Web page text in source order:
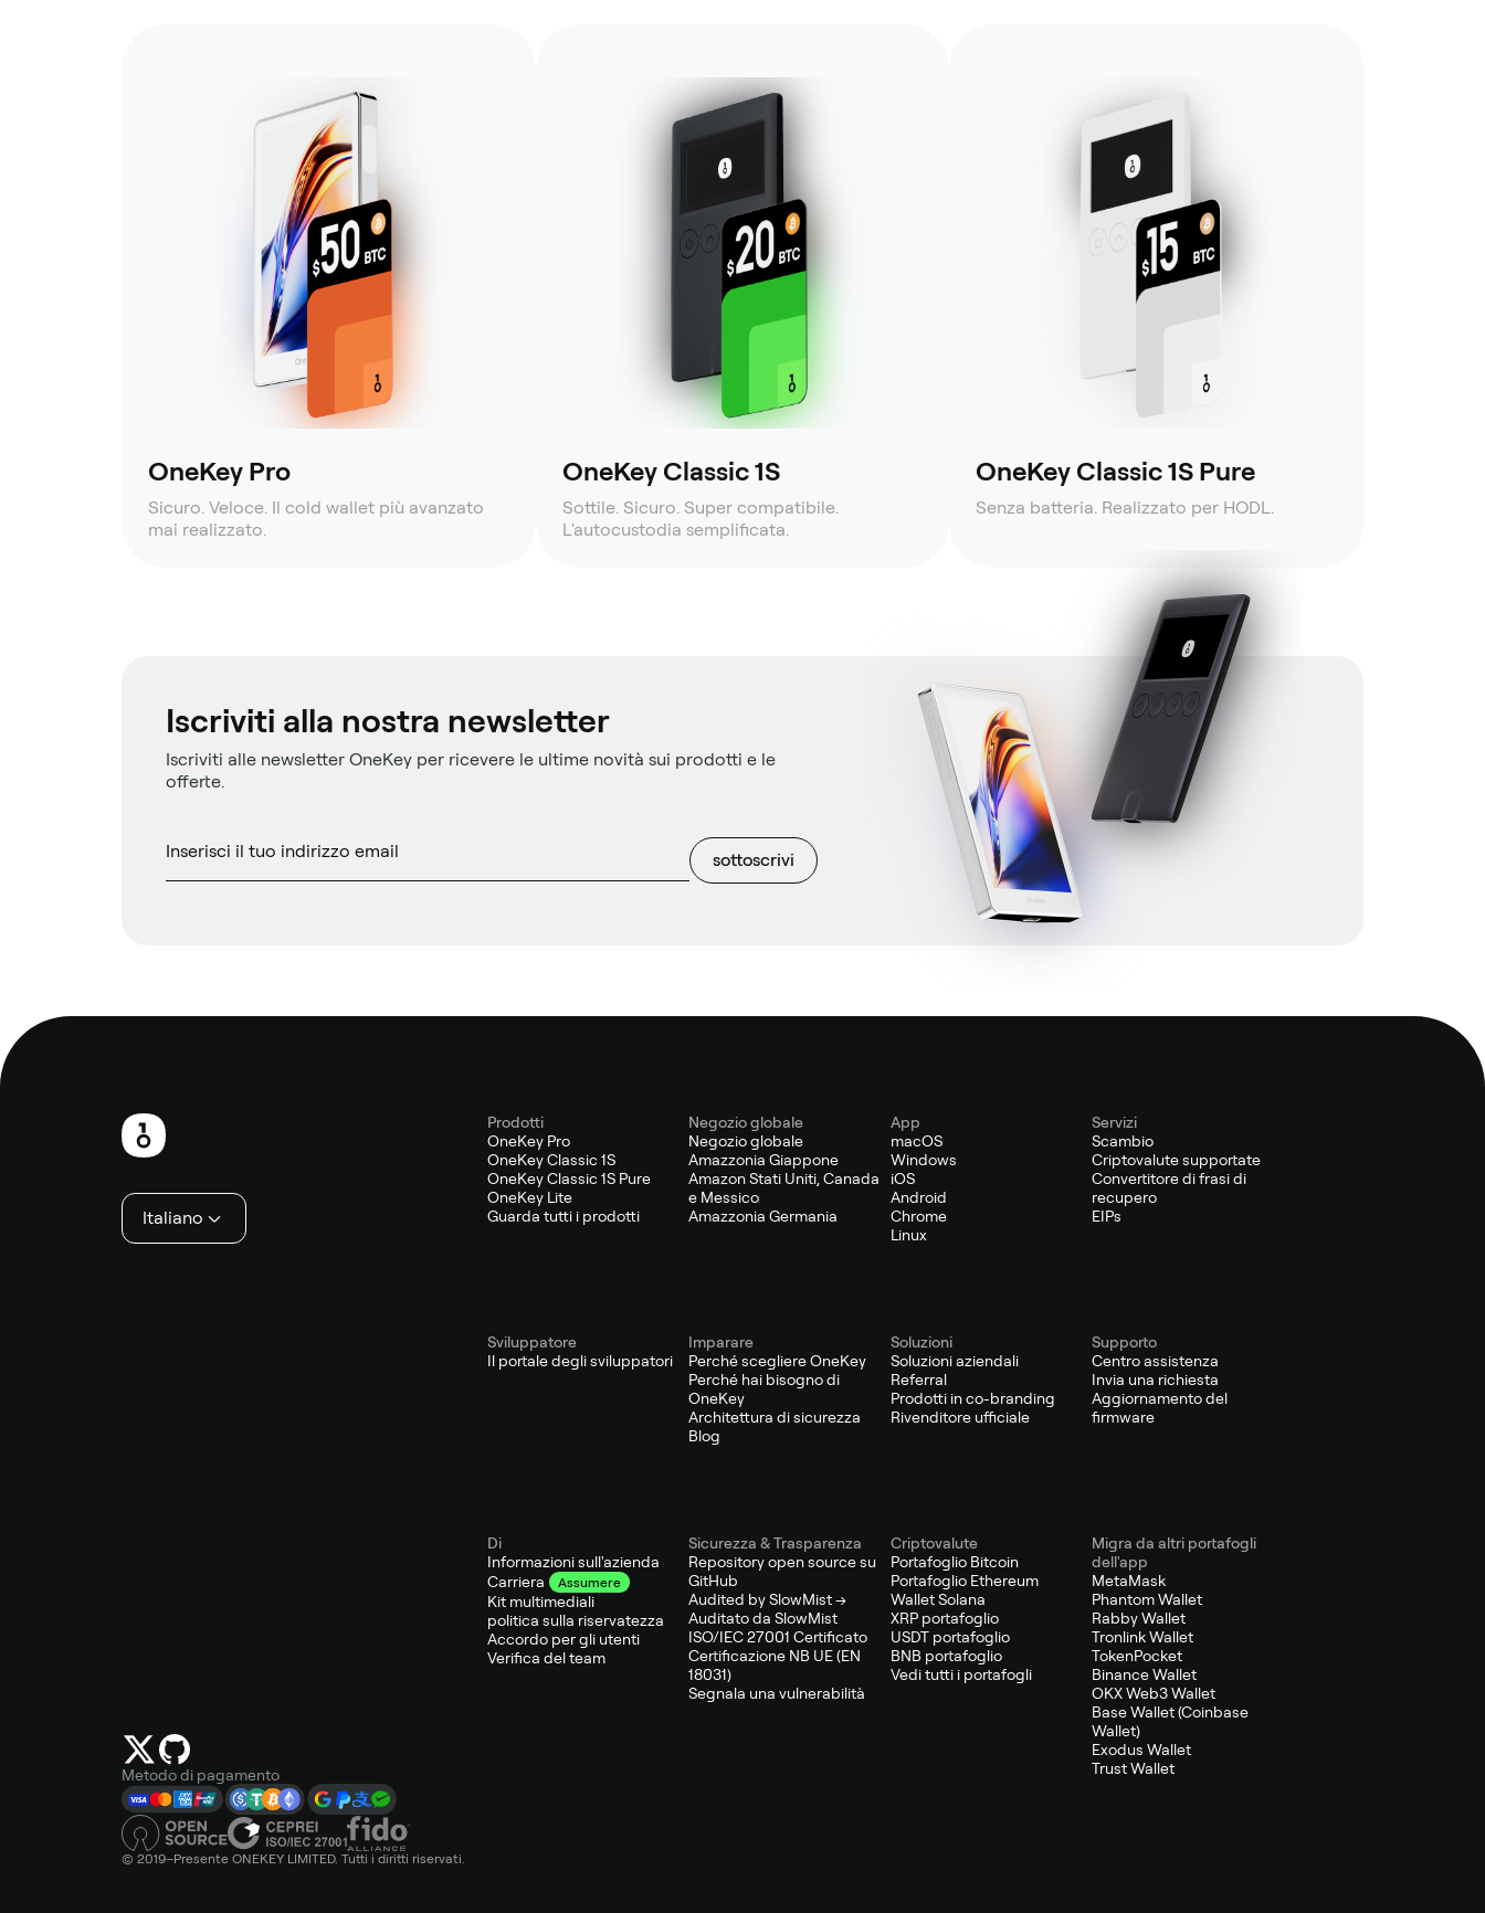
OneKey Pro
Sicuro. Veloce. Il cold wallet più avanzato
mai realizzato.
OneKey Classic 1S
Sottile. Sicuro. Super compatibile.
L'autocustodia semplificata.
OneKey Classic 1S Pure
Senza batteria. Realizzato per HODL.
Iscriviti alla nostra newsletter
Iscriviti alle newsletter OneKey per ricevere le ultime novità sui prodotti e le
offerte.
sottoscrivi
Italiano
Metodo di pagamento
© 2019–Presente ONEKEY LIMITED. Tutti i diritti riservati.
Prodotti
OneKey Pro
OneKey Classic 1S
OneKey Classic 1S Pure
OneKey Lite
Guarda tutti i prodotti
Negozio globale
Negozio globale
Amazzonia Giappone
Amazon Stati Uniti, Canada
e Messico
Amazzonia Germania
App
macOS
Windows
iOS
Android
Chrome
Linux
Servizi
Scambio
Criptovalute supportate
Convertitore di frasi di
recupero
EIPs
Sviluppatore
Il portale degli sviluppatori
Imparare
Perché scegliere OneKey
Perché hai bisogno di
OneKey
Architettura di sicurezza
Blog
Soluzioni
Soluzioni aziendali
Referral
Prodotti in co-branding
Rivenditore ufficiale
Supporto
Centro assistenza
Invia una richiesta
Aggiornamento del
firmware
Di
Informazioni sull'azienda
Carriera
Assumere
Kit multimediali
politica sulla riservatezza
Accordo per gli utenti
Verifica del team
Sicurezza & Trasparenza
Repository open source su
GitHub
Audited by SlowMist →
Auditato da SlowMist
ISO/IEC 27001 Certificato
Certificazione NB UE (EN
18031)
Segnala una vulnerabilità
Criptovalute
Portafoglio Bitcoin
Portafoglio Ethereum
Wallet Solana
XRP portafoglio
USDT portafoglio
BNB portafoglio
Vedi tutti i portafogli
Migra da altri portafogli
dell'app
MetaMask
Phantom Wallet
Rabby Wallet
Tronlink Wallet
TokenPocket
Binance Wallet
OKX Web3 Wallet
Base Wallet (Coinbase
Wallet)
Exodus Wallet
Trust Wallet